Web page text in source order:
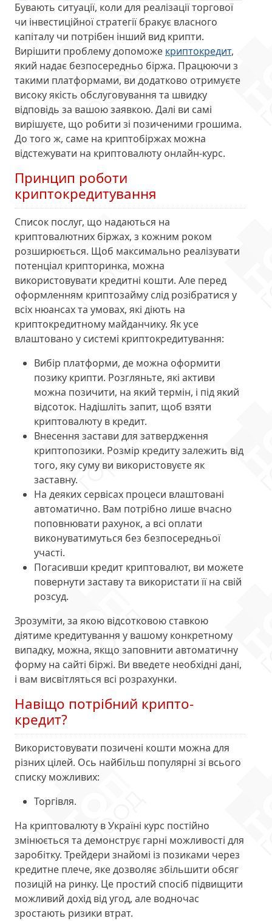
Бувають ситуації, коли для реалізації торгової
чи інвестиційної стратегії бракує власного
капіталу чи потрібен інший вид крипти.
Вирішити проблему допоможе криптокредит,
який надає безпосередньо біржа. Працюючи з
такими платформами, ви додатково отримуєте
високу якість обслуговування та швидку
відповідь за вашою заявкою. Далі ви самі
вирішуєте, що робити зі позиченими грошима.
До того ж, саме на криптобіржах можна
відстежувати на криптовалюту онлайн-курс.
Принцип роботи
криптокредитування
Список послуг, що надаються на
криптовалютних біржах, з кожним роком
розширюється. Щоб максимально реалізувати
потенціал крипторинка, можна
використовувати кредитні кошти. Але перед
оформленням криптозайму слід розібратися у
всіх нюансах та умовах, які діють на
криптокредитному майданчику. Як усе
влаштовано у системі криптокредитування:
Вибір платформи, де можна оформити
позику крипти. Розгляньте, які активи
можна позичити, на який термін, і під який
відсоток. Надішліть запит, щоб взяти
криптовалюту в кредит.
Внесення застави для затвердження
криптопозики. Розмір кредиту залежить від
того, яку суму ви використовуєте як
заставну.
На деяких сервісах процеси влаштовані
автоматично. Вам потрібно лише вчасно
поповнювати рахунок, а всі оплати
виконуватимуться без безпосередньої
участі.
Погасивши кредит криптовалют, ви можете
повернути заставу та використати її на свій
розсуд.
Зрозуміти, за якою відсотковою ставкою
діятиме кредитування у вашому конкретному
випадку, можна, якщо заповнити автоматичну
форму на сайті біржі. Ви введете необхідні дані,
і вам висвітляться всі розрахунки.
Навіщо потрібний крипто-
кредит?
Використовувати позичені кошти можна для
різних цілей. Ось найбільш популярні зі всього
списку можливих:
Торгівля.
На криптовалюту в Україні курс постійно
змінюється та демонструє гарні можливості для
заробітку. Трейдери знайомі із позиками через
кредитне плече, яке дозволяє збільшити обсяг
позицій на ринку. Це простий спосіб підвищити
можливий дохід від угод, але водночас
зростають ризики втрат.